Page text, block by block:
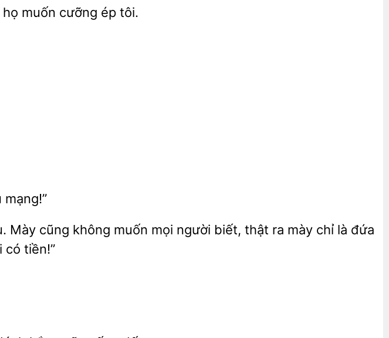
muốn cưỡng tôi.
mạng!”
Mày cũng không muốn mọi người biết, thật ra mày chỉ là đứa
có